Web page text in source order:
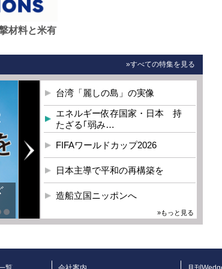
材料と米有
»すべての特集を見る
台湾「麗しの島」の実像
エネルギー依存国家・日本 持
たざる｢弱み…
FIFAワールドカップ2026
日本主導で平和の再構築を
造船立国ニッポンへ
»もっと見る